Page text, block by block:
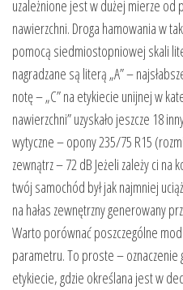
uzależnione jest w dużej mierze od
nawierzchni. Droga hamowania w
pomocą siedmiostopniowej skali
nagradzane są literą „A” –
notę – „C” na etykiecie unijnej w
nawierzchni” uzyskało jeszcze 18
wytyczne – opony 235/75 R15
zewnątrz – 72 dB Jeżeli zależy ci
twój samochód był jak najmniej
na hałas zewnętrzny generowany
Warto porównać poszczególne
parametru. To proste – oznaczenie
etykiecie, gdzie określana jest w